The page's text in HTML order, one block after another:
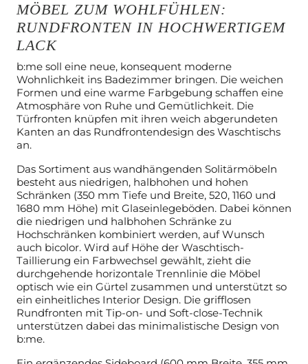
MÖBEL ZUM WOHLFÜHLEN:
RUNDFRONTEN IN HOCHWERTIGEM
LACK
b:me soll eine neue, konsequent moderne
Wohnlichkeit ins Badezimmer bringen. Die weichen
Formen und eine warme Farbgebung schaffen eine
Atmosphäre von Ruhe und Gemütlichkeit. Die
Türfronten knüpfen mit ihren weich abgerundeten
Kanten an das Rundfrontendesign des Waschtischs
an.
Das Sortiment aus wandhängenden Solitärmöbeln
besteht aus niedrigen, halbhohen und hohen
Schränken (350 mm Tiefe und Breite, 520, 1160 und
1680 mm Höhe) mit Glaseinlegeböden. Dabei können
die niedrigen und halbhohen Schränke zu
Hochschränken kombiniert werden, auf Wunsch
auch bicolor. Wird auf Höhe der Waschtisch-
Taillierung ein Farbwechsel gewählt, zieht die
durchgehende horizontale Trennlinie die Möbel
optisch wie ein Gürtel zusammen und unterstützt so
ein einheitliches Interior Design. Die grifflosen
Rundfronten mit Tip-on- und Soft-close-Technik
unterstützen dabei das minimalistische Design von
b:me.